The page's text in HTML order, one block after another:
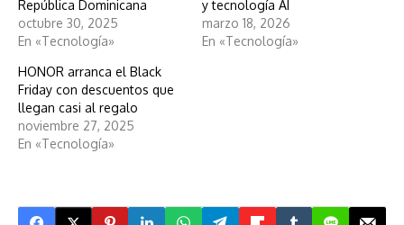
República Dominicana
octubre 30, 2025
En «Tecnología»
y tecnología AI
marzo 18, 2026
En «Tecnología»
HONOR arranca el Black
Friday con descuentos que
llegan casi al regalo
noviembre 27, 2025
En «Tecnología»